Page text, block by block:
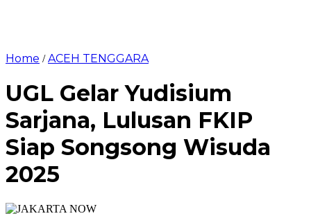
Home /ACEH TENGGARA
UGL Gelar Yudisium
Sarjana, Lulusan FKIP
Siap Songsong Wisuda
2025